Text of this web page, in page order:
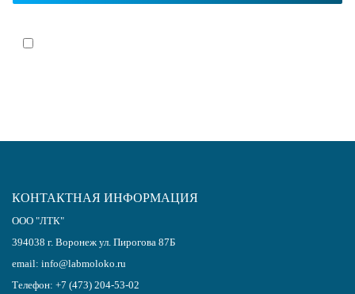
КОНТАКТНАЯ ИНФОРМАЦИЯ
ООО "ЛТК"
394038 г. Воронеж ул. Пирогова 87Б
email: info@labmoloko.ru
Телефон: +7 (473) 204-53-02